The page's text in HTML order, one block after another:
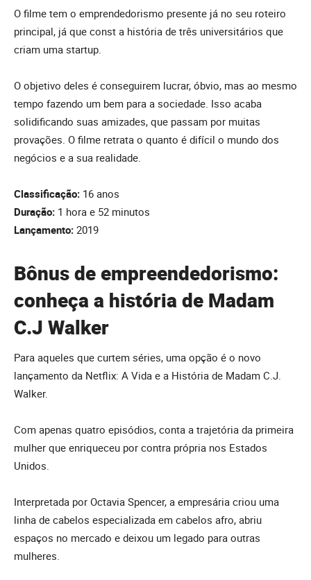
O filme tem o emprendedorismo presente já no seu roteiro
principal, já que const a história de três universitários que
criam uma startup.
O objetivo deles é conseguirem lucrar, óbvio, mas ao mesmo
tempo fazendo um bem para a sociedade. Isso acaba
solidificando suas amizades, que passam por muitas
provações. O filme retrata o quanto é difícil o mundo dos
negócios e a sua realidade.
Classificação: 16 anos
Duração: 1 hora e 52 minutos
Lançamento: 2019
Bônus de empreendedorismo:
conheça a história de Madam
C.J Walker
Para aqueles que curtem séries, uma opção é o novo
lançamento da Netflix: A Vida e a História de Madam C.J.
Walker.
Com apenas quatro episódios, conta a trajetória da primeira
mulher que enriqueceu por contra própria nos Estados
Unidos.
Interpretada por Octavia Spencer, a empresária criou uma
linha de cabelos especializada em cabelos afro, abriu
espaços no mercado e deixou um legado para outras
mulheres.